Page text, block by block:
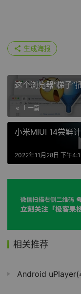
生成海报
这个浏览器“梯子”
上一篇
小米MIUI 14尝鲜
2022年11月28日 下午
相关推荐
Android